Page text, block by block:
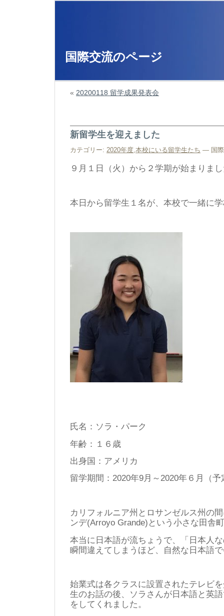
国際交流のページ
« 20200118 留学成果発表会
新留学生を迎えました
カテゴリー: 2020年度,本校にいる留学生たち — 国際
９月１日（火）から２学期が始まりま
本日から留学生１名が、本校で一緒に
氏名：ソラ・パーク
年齢：１６歳
出身国：アメリカ
留学期間：2020年9月～2020年６月（予
カリフォルニア州とロサンゼルス州の
ンデ(Arroyo Grande)という小さな田舎
本当に日本語が流ちょうで、「日本人
瞬間違えてしまうほど、自然な日本語
始業式は各クラスに設置されたテレビ
生のお話の後、ソラさんが日本語と英
をしてくれました。